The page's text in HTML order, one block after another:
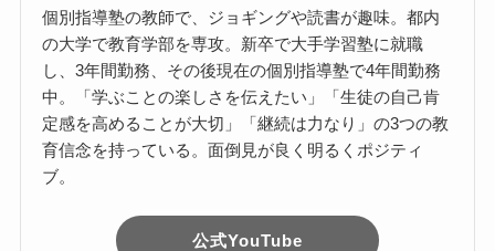
個別指導塾の教師で、ジョギングや読書が趣味。都内
の大学で教育学部を専攻。新卒で大手学習塾に就職
し、3年間勤務、その後現在の個別指導塾で4年間勤務
中。「学ぶことの楽しさを伝えたい」「生徒の自己肯
定感を高めることが大切」「継続は力なり」の3つの教
育信念を持っている。面倒見が良く明るくポジティ
ブ。
公式YouTube